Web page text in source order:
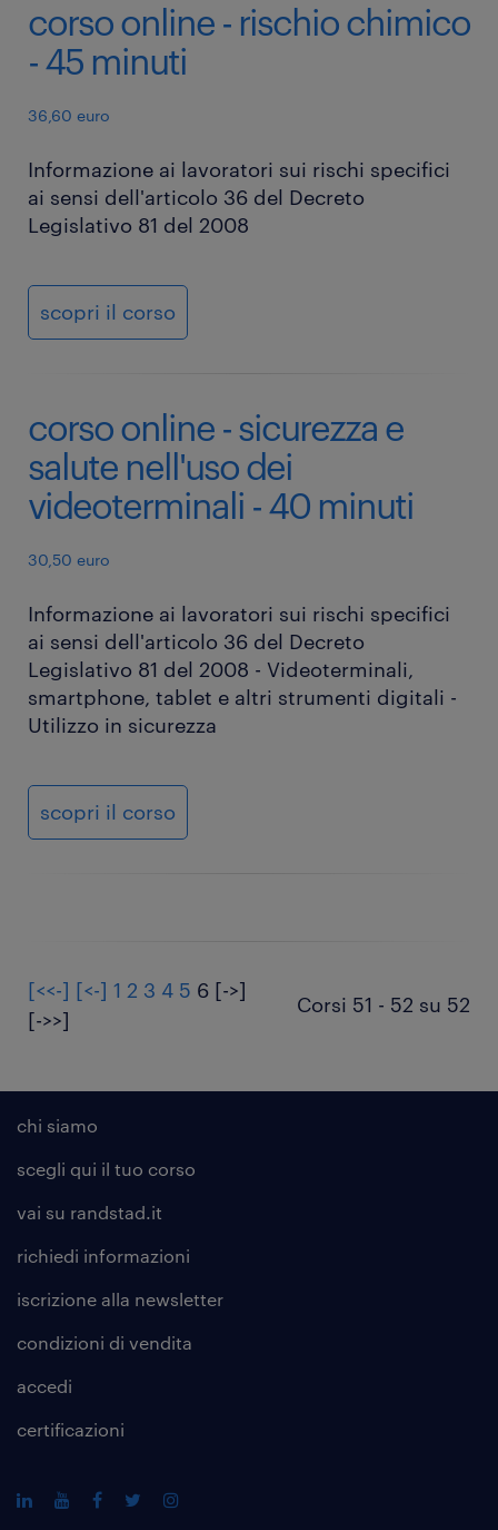
corso online - rischio chimico
- 45 minuti
36,60 euro
Informazione ai lavoratori sui rischi specifici
ai sensi dell'articolo 36 del Decreto
Legislativo 81 del 2008
scopri il corso
corso online - sicurezza e
salute nell'uso dei
videoterminali - 40 minuti
30,50 euro
Informazione ai lavoratori sui rischi specifici
ai sensi dell'articolo 36 del Decreto
Legislativo 81 del 2008 - Videoterminali,
smartphone, tablet e altri strumenti digitali -
Utilizzo in sicurezza
scopri il corso
[<<-] [<-] 1 2 3 4 5 6 [->]
[->>]
Corsi 51 - 52 su 52
chi siamo
scegli qui il tuo corso
vai su randstad.it
richiedi informazioni
iscrizione alla newsletter
condizioni di vendita
accedi
certificazioni